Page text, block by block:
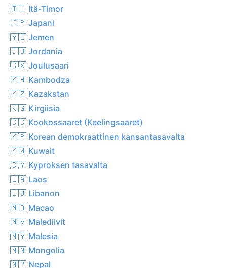
🇹🇱 Itä-Timor
🇯🇵 Japani
🇾🇪 Jemen
🇯🇴 Jordania
🇨🇽 Joulusaari
🇰🇭 Kambodza
🇰🇿 Kazakstan
🇰🇬 Kirgiisia
🇨🇨 Kookossaaret (Keelingsaaret)
🇰🇵 Korean demokraattinen kansantasavalta
🇰🇼 Kuwait
🇨🇾 Kyproksen tasavalta
🇱🇦 Laos
🇱🇧 Libanon
🇲🇴 Macao
🇲🇻 Malediivit
🇲🇾 Malesia
🇲🇳 Mongolia
🇳🇵 Nepal